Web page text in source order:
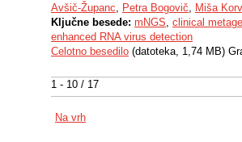
1 - 10 / 17
Avšič-Županc, Petra Bogovič, Miša
Ključne besede: mNGS, clinical
enhanced RNA virus detection
Celotno besedilo (datoteka, 1,74 MB)
Na vrh